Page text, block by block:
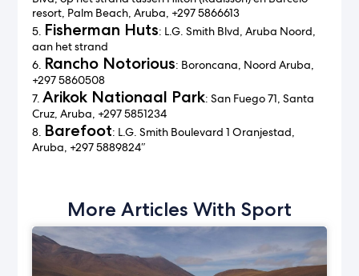
resort, Palm Beach, Aruba, +297 5866613
5. Fisherman Huts: L.G. Smith Blvd, Aruba Noord,
aan het strand
6. Rancho Notorious: Boroncana, Noord Aruba,
+297 5860508
7.Arikok Nationaal Park: San Fuego 71, Santa
Cruz, Aruba, +297 5851234
8. Barefoot: L.G. Smith Boulevard 1 Oranjestad,
Aruba, +297 5889824″
More Articles With Sport